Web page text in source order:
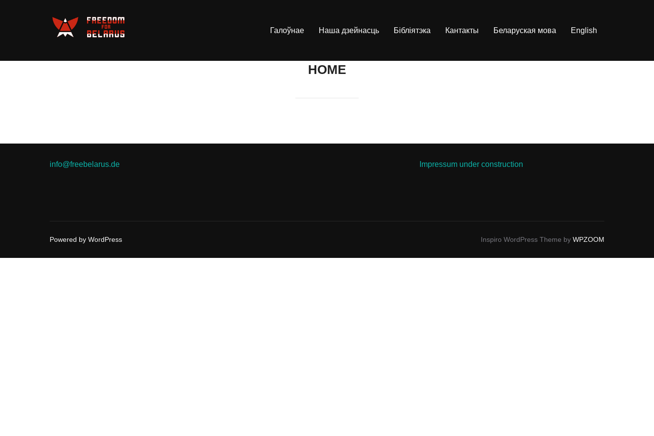
Галоўнае Наша дзейнасць Бібліятэка Кантакты Беларуская мова English
HOME
info@freebelarus.de Impressum under construction
Powered by WordPress Inspiro WordPress Theme by WPZOOM